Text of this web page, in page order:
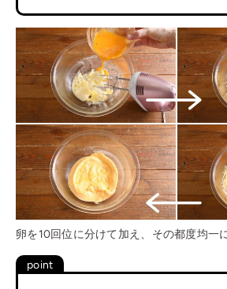
卵を10回位に分けて加え、その都度均